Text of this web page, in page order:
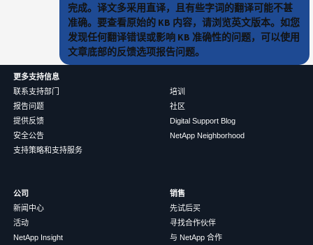
完成。译文多采用直译，且有些字词的翻译可能不甚
准确。要查看原始的 KB 内容，请浏览英文版本。如您
发现任何翻译错误或影响 KB 准确性的问题，可以使用
文章底部的反馈选项报告问题。
更多支持信息
联系支持部门
报告问题
提供反馈
安全公告
支持策略和支持服务
培训
社区
Digital Support Blog
NetApp Neighborhood
公司
新闻中心
活动
NetApp Insight
销售
先试后买
寻找合作伙伴
与 NetApp 合作